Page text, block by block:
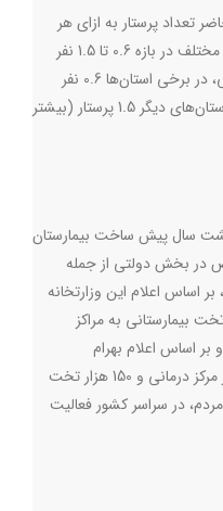
تعداد پرستار به ازای هر
تخت بیمارستانی در کشور، در استانهای مختلف در بازه 0.6 تا 1.5 نفر
است. یعنی به ازای هر تخت بیمارستانی، در برخی استان‌ها 0.6 نفر
پرستار(کمتر از یک پرستار) و در برخی استان‌های دیگر 1.5 پرستار (بیشتر
سال پیش ساخت بیمارستان
در بخش دولتی از جمله
اساس اعلام این وزارتخانه
گذشته بیش از 40 هزار تخت بیمارستانی به مراکز
اساس اعلام بهرام
عین‌اللهی، وزیر بهداشت، هم کنون هزار مرکز درمانی و 150 هزار تخت
در سراسر کشور فعالیت